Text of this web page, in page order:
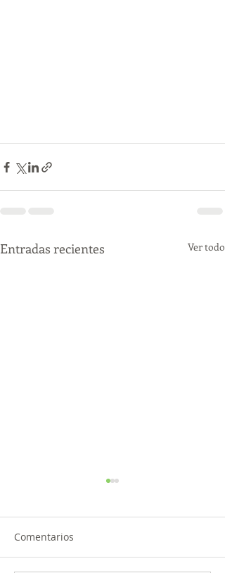
Entradas recientes Ver todo
Comentarios